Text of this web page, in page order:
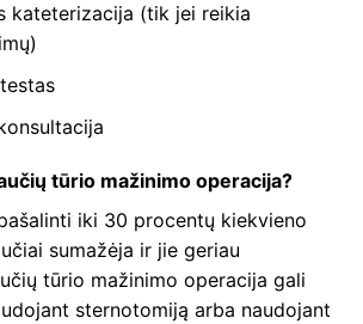
kateterizacija (tik jei reikia
tūrio mažinimo operacija?
iki 30 procentų kiekvieno
sumažėja ir jie geriau
tūrio mažinimo operacija gali
sternotomiją arba naudojant